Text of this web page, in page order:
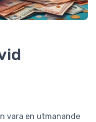
vara en utmanande